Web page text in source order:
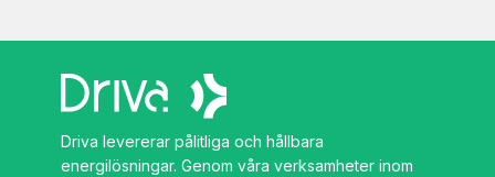
Driva levererar pålitliga och hållbara
energilösningar. Genom våra verksamheter inom